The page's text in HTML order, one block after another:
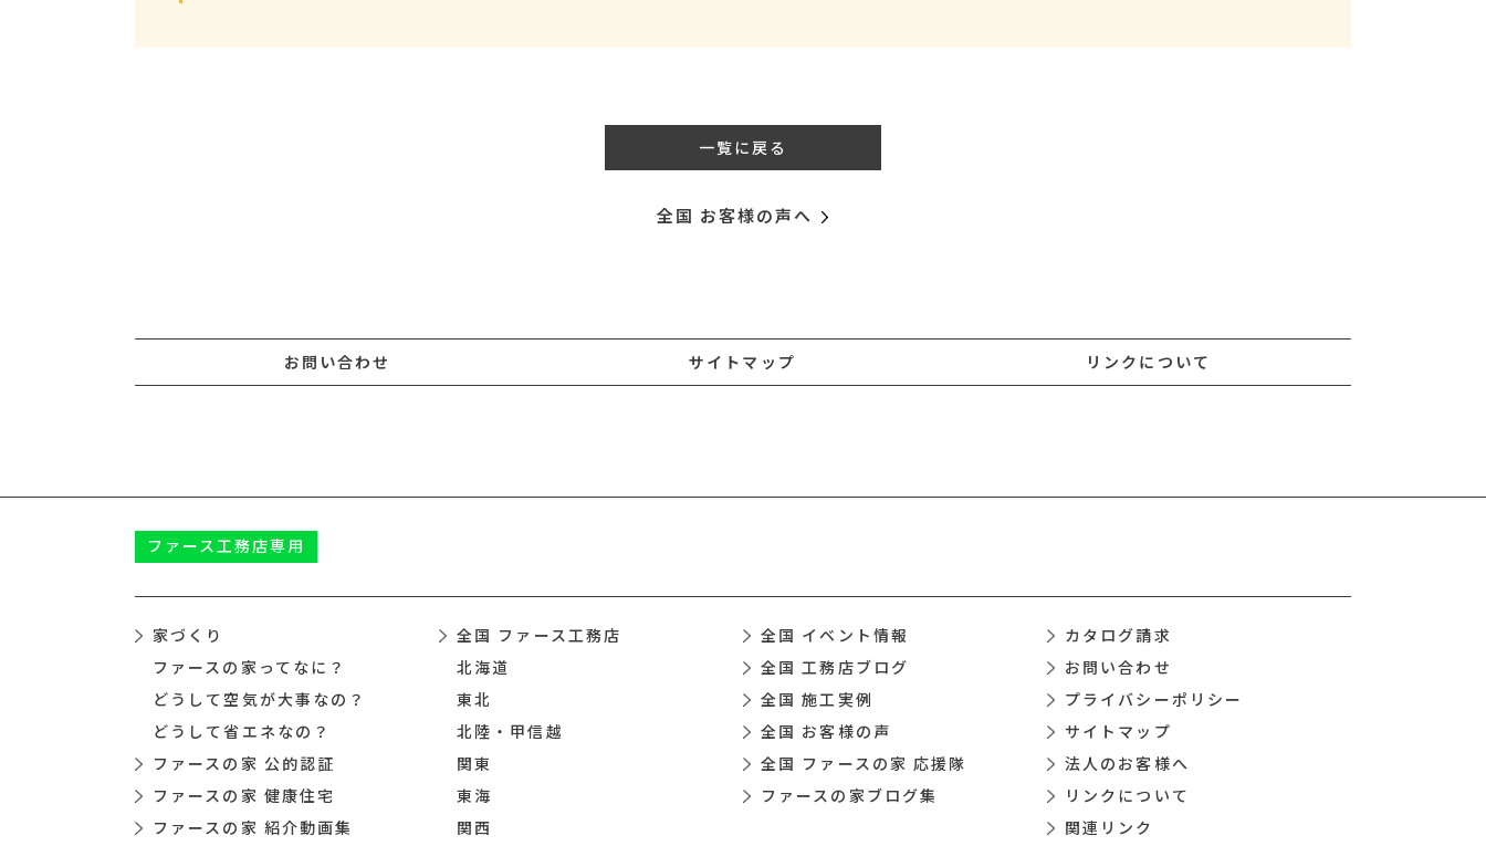
一覧に戻る
全国 お客様の声へ
お問い合わせ サイトマップ リンクについて
ファース工務店専用
家づくり
ファースの家ってなに？
どうして空気が大事なの？
どうして省エネなの？
ファースの家 公的認証
ファースの家 健康住宅
ファースの家 紹介動画集
全国 ファース工務店
北海道
東北
北陸・甲信越
関東
東海
関西
全国 イベント情報
全国 工務店ブログ
全国 施工実例
全国 お客様の声
全国 ファースの家 応援隊
ファースの家ブログ集
カタログ請求
お問い合わせ
プライバシーポリシー
サイトマップ
法人のお客様へ
リンクについて
関連リンク